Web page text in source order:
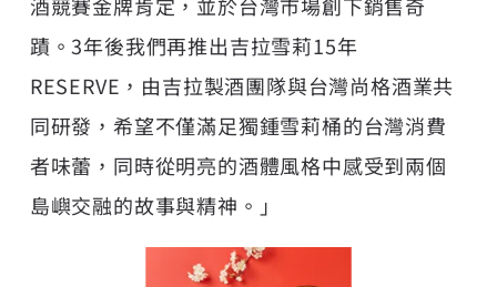
蹟。3年後我們再推出吉拉雪莉15年
RESERVE，由吉拉製酒團隊與台灣尚格酒業共
同研發，希望不僅滿足獨鍾雪莉桶的台灣消費
者味蕾，同時從明亮的酒體風格中感受到兩個
島嶼交融的故事與精神。」